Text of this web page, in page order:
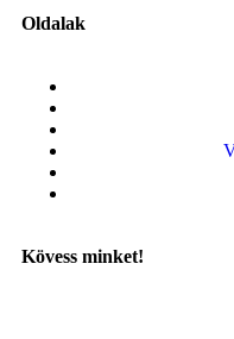
Oldalak
Kövess minket!